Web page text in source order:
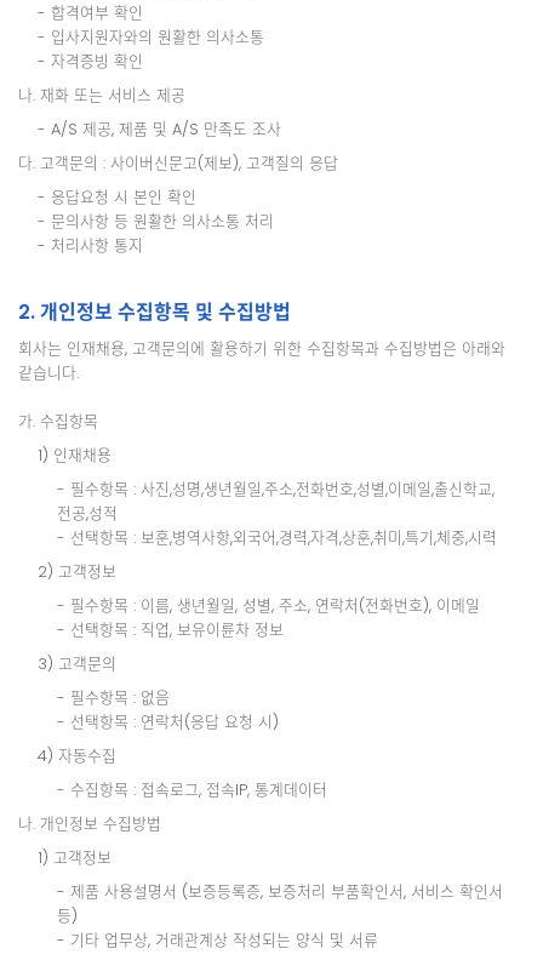
- 합격여부 확인
- 입사지원자와의 원활한 의사소통
- 자격증빙 확인
나. 재화 또는 서비스 제공
- A/S 제공, 제품 및 A/S 만족도 조사
다. 고객문의 : 사이버신문고(제보), 고객질의 응답
- 응답요청 시 본인 확인
- 문의사항 등 원활한 의사소통 처리
- 처리사항 통지
2. 개인정보 수집항목 및 수집방법
회사는 인재채용, 고객문의에 활용하기 위한 수집항목과 수집방법은 아래와
같습니다.
가. 수집항목
1) 인재채용
- 필수항목 : 사진,성명,생년월일,주소,전화번호,성별,이메일,출신학교,
전공,성적
- 선택항목 : 보훈,병역사항,외국어,경력,자격,상훈,취미,특기,체중,시력
2) 고객정보
- 필수항목 : 이름, 생년월일, 성별, 주소, 연락처(전화번호), 이메일
- 선택항목 : 직업, 보유이륜차 정보
3) 고객문의
- 필수항목 : 없음
- 선택항목 : 연락처(응답 요청 시)
4) 자동수집
- 수집항목 : 접속로그, 접속IP, 통계데이터
나. 개인정보 수집방법
1) 고객정보
- 제품 사용설명서 (보증등록증, 보증처리 부품확인서, 서비스 확인서
등)
- 기타 업무상, 거래관계상 작성되는 양식 및 서류